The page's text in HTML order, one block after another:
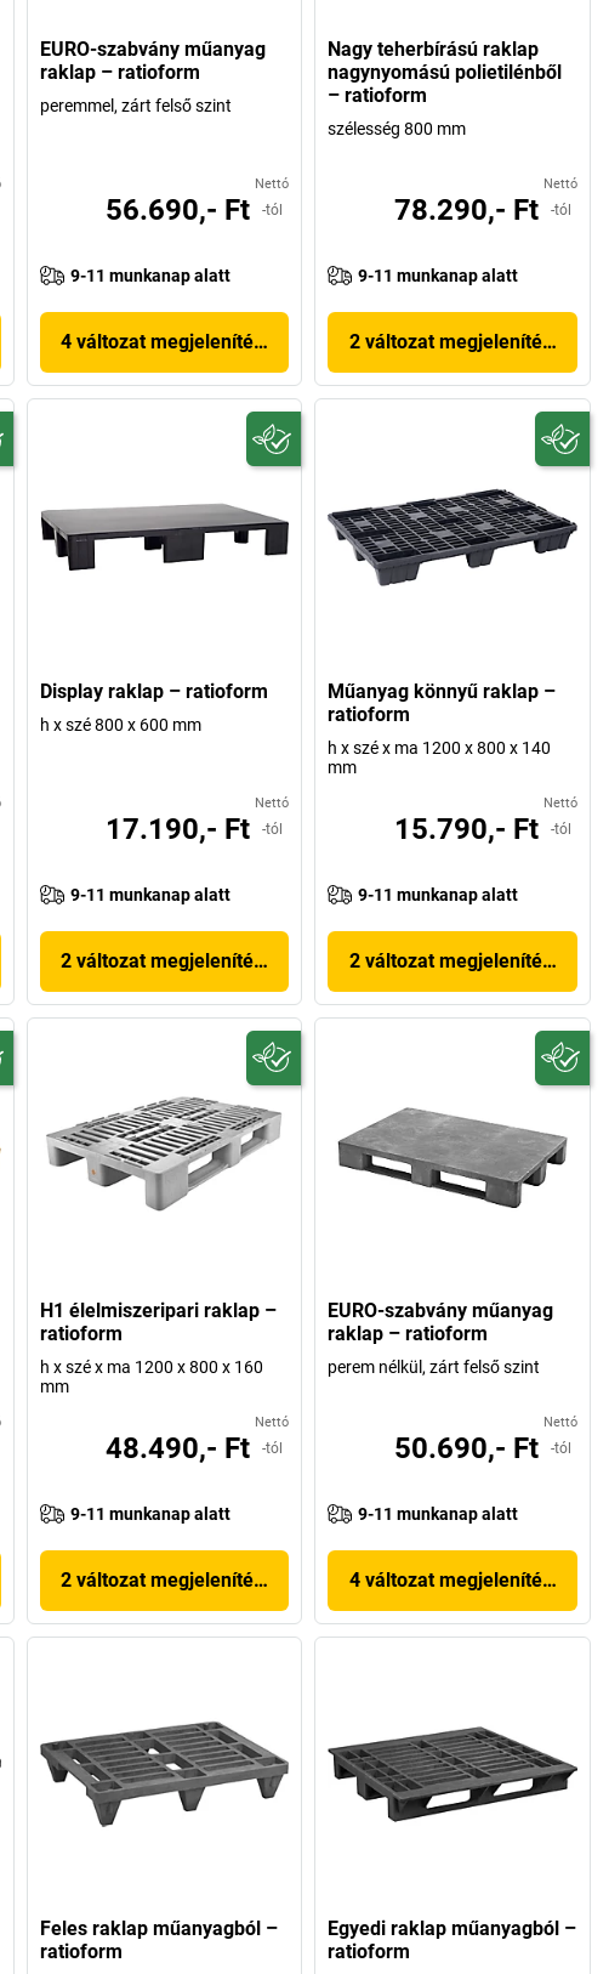
EURO-szabvány műanyag
raklap – ratioform
peremmel, zárt felső szint
Nettó
56.690,- Ft -tól
9-11 munkanap alatt
4 változat megjelenítése
Nagy teherbírású raklap
nagynyomású polietilénből
– ratioform
szélesség 800 mm
Nettó
78.290,- Ft -tól
9-11 munkanap alatt
2 változat megjelenítése
Display raklap – ratioform
h x szé 800 x 600 mm
Nettó
17.190,- Ft -tól
9-11 munkanap alatt
2 változat megjelenítése
Műanyag könnyű raklap –
ratioform
h x szé x ma 1200 x 800 x 140
mm
Nettó
15.790,- Ft -tól
9-11 munkanap alatt
2 változat megjelenítése
H1 élelmiszeripari raklap –
ratioform
h x szé x ma 1200 x 800 x 160
mm
Nettó
48.490,- Ft -tól
9-11 munkanap alatt
2 változat megjelenítése
EURO-szabvány műanyag
raklap – ratioform
perem nélkül, zárt felső szint
Nettó
50.690,- Ft -tól
9-11 munkanap alatt
4 változat megjelenítése
Feles raklap műanyagból –
ratioform
Egyedi raklap műanyagból –
ratioform